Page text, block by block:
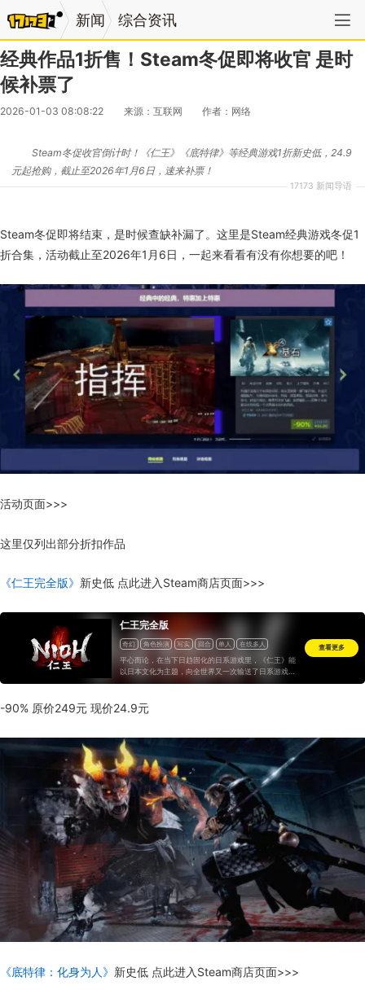
新闻 综合资讯
经典作品1折售！Steam冬促即将收官 是时
候补票了
2026-01-03 08:08:22 来源：互联网 作者：网络
17173 新闻导语
Steam冬促收官倒计时！《仁王》《底特律》等经典游戏1折新史低，24.9
元起抢购，截止至2026年1月6日，速来补票！
Steam冬促即将结束，是时候查缺补漏了。这里是Steam经典游戏冬促1
折合集，活动截止至2026年1月6日，一起来看看有没有你想要的吧！
活动页面>>>
这里仅列出部分折扣作品
《仁王完全版》 新史低 点此进入Steam商店页面>>>
仁王完全版
奇幻 角色扮演 写实 回合 单人
在线多人
在线合作
完全支持控制器 统计 一次性付费
平心而论，在当下日趋固化的日系游戏里，《仁王》能
以日本文化为主题，向全世界又一次输送了日系游戏尚
可一战的讯号，这无疑是足以铭记于青史的佳话。全球
王》并不完美，自我妥协的难度设计让神作落入佳作之
境，这并非一种贬义的苛责，而是爱的渴求。正是因为
查看更多
-90% 原价249元 现价24.9元
《底特律：化身为人》 新史低 点此进入Steam商店页面>>>